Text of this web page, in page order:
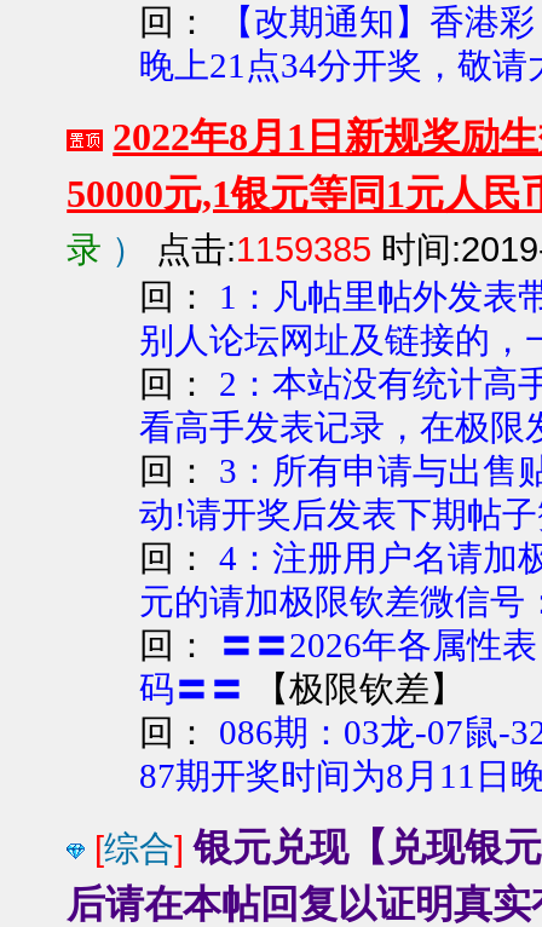
回：
【改期通知】香港
晚上21点34分开奖，敬
2022年8月1日新规奖励
50000元,1银元等同1元人民
录 ） 点击:1159385 时间
回： 1：凡帖里帖外发表
别人论坛网址及链接的，
回： 2：本站没有统计高
看高手发表记录，在极限
回： 3：所有申请与出售
动!请开奖后发表下期帖
回：4：注册用户名请加
元的请加极限钦差微信号
回：
〓〓2026年各属性
码〓〓
【极限钦差】
回： 086期：03龙-07鼠-
87期开奖时间为8月11日
[综合] 银元兑现【兑现银
后请在本帖回复以证明真实